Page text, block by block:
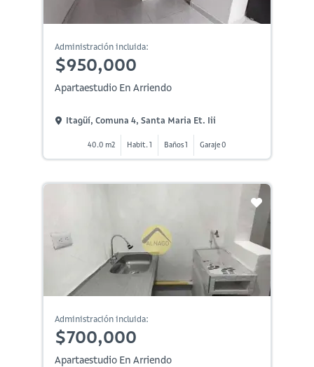
Administración incluida:
$950,000
Apartaestudio En Arriendo
Itagüí, Comuna 4, Santa Maria Et. Iii
40.0 m2 Habit. 1 Baños 1 Garaje 0
Administración incluida:
$700,000
Apartaestudio En Arriendo